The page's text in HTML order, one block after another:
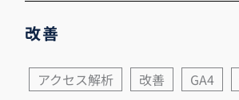
改善
アクセス解析 改善 GA4